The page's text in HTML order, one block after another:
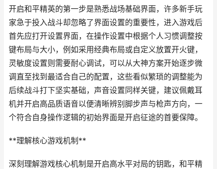
开启和平精英的第一步是熟悉战场基础界面，许多新手玩
家急于投入战斗却忽略了界面设置的重要性，进入游戏后
首先应打开设置界面，在操作设置中根据个人习惯调整按
键布局与大小，例如采用经典布局或自定义放置开火键，
灵敏度设置则需要耐心调试，可以从大神方案开始逐步微
调直至找到最适合自己的配置，这些看似繁琐的调整能为
后续战斗打下坚实基础，声音设置同样关键，建议佩戴耳
机并开启高品质语音以便清晰辨别脚步声与枪声方向，一
个符合自身操作逻辑的初始界面是开启征途的首要保障。
**理解核心游戏机制**
深刻理解游戏核心机制是开启高水平对局的钥匙，和平精